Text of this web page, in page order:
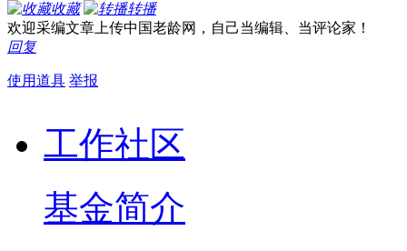
收藏
转播
欢迎采编文章上传中国老龄网，自己当编辑、当评论家！
回复
使用道具 举报
工作社区
基金简介